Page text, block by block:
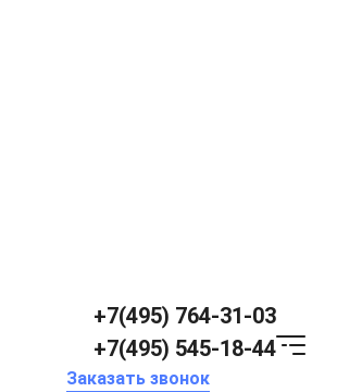
+7(495) 764-31-03
+7(495) 545-18-44
Заказать звонок